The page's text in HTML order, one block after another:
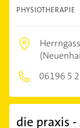
PHYSIOTHERAPIE
06196 5
die praxis